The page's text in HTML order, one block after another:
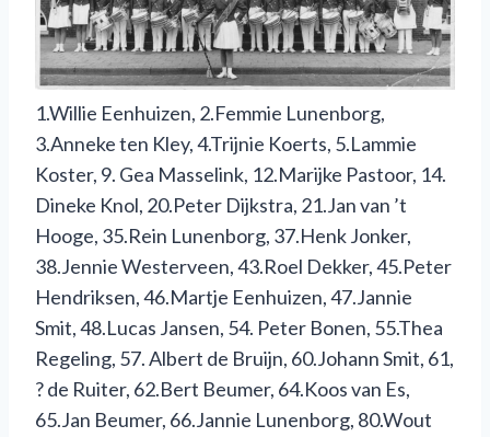
1.Willie Eenhuizen, 2.Femmie Lunenborg,
3.Anneke ten Kley, 4.Trijnie Koerts, 5.Lammie
Koster, 9. Gea Masselink, 12.Marijke Pastoor, 14.
Dineke Knol, 20.Peter Dijkstra, 21.Jan van ’t
Hooge, 35.Rein Lunenborg, 37.Henk Jonker,
38.Jennie Westerveen, 43.Roel Dekker, 45.Peter
Hendriksen, 46.Martje Eenhuizen, 47.Jannie
Smit, 48.Lucas Jansen, 54. Peter Bonen, 55.Thea
Regeling, 57. Albert de Bruijn, 60.Johann Smit, 61,
? de Ruiter, 62.Bert Beumer, 64.Koos van Es,
65.Jan Beumer, 66.Jannie Lunenborg, 80.Wout